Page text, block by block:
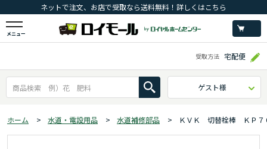
ネットで注文、お店で受取なら送料無料！詳しくはこちら
メニュー
受取方法 宅配便
ゲスト様
ホーム > 水道・電設用品 > 水道補修部品 > ＫＶＫ 切替栓棒 ＫＰ７